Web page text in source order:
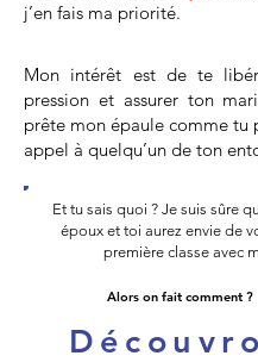
j’en fais ma priorité.
Mon intérêt est de te
pression et assurer ton
prête mon épaule comme tu
appel à quelqu’un de ton
Et tu sais quoi ? Je suis sûre
époux et toi aurez envie de
première classe avec
Alors on fait comment ?